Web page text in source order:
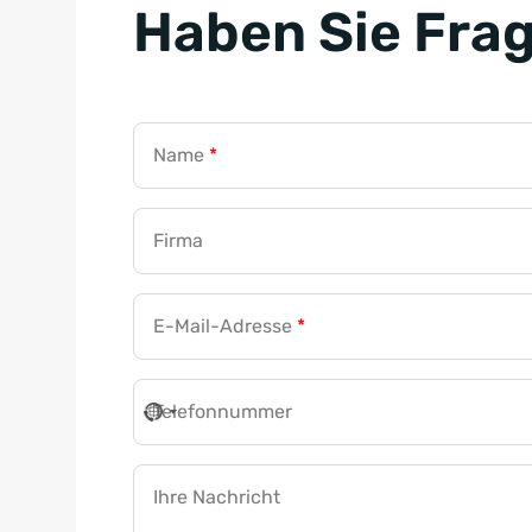
Haben Sie
Name *
Firma
E-Mail-Adresse *
Telefonnummer
Ihre Nachricht